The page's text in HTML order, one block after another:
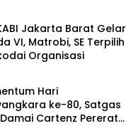
Jakarta Barat Gelar
VI, Matrobi, SE Terpilih
Organisasi
POLRI
Hari
ke-80, Satgas
Cartenz Pererat